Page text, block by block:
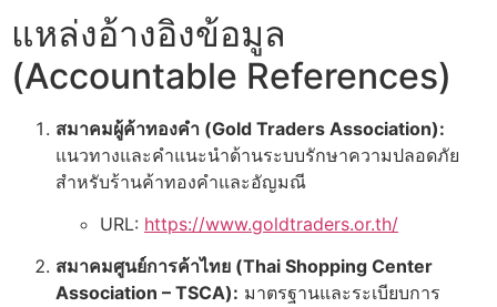
แหล่งอ้างอิงข้อมูล
(Accountable References)
สมาคมผู้ค้าทองคำ (Gold Traders Association):
แนวทางและคำแนะนำด้านระบบรักษาความปลอดภัย
สำหรับร้านค้าทองคำและอัญมณี
URL: https://www.goldtraders.or.th/
สมาคมศูนย์การค้าไทย (Thai Shopping Center
Association – TSCA): มาตรฐานและระเบียบการ